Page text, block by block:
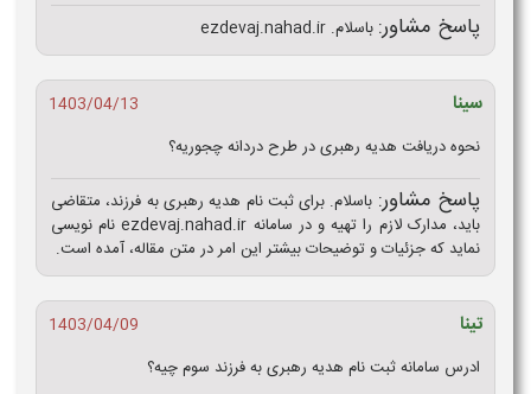
پاسخ مشاور: باسلام. ezdevaj.nahad.ir
سینا
1403/04/13
نحوه دریافت هدیه رهبری در طرح دردانه چجوریه؟
پاسخ مشاور: باسلام. برای ثبت نام هدیه رهبری به فرزند، متقاضی
باید، مدارک لازم را تهیه و در سامانه ezdevaj.nahad.ir نام نویسی
نماید که جزئیات و توضیحات بیشتر این امر در متن مقاله، آمده است.
تینا
1403/04/09
ادرس سامانه ثبت نام هدیه رهبری به فرزند سوم چیه؟